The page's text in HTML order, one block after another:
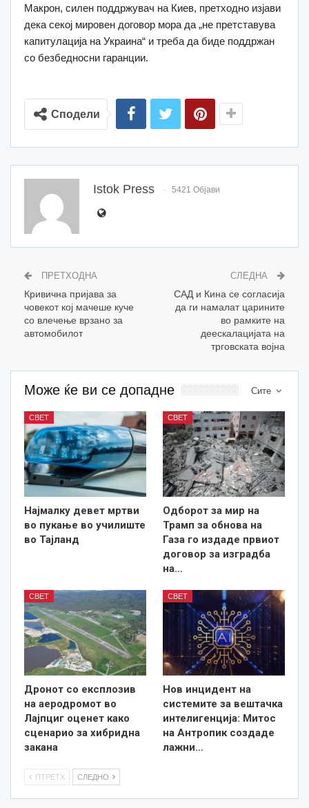
Макрон, силен поддржувач на Киев, претходно изјави
дека секој мировен договор мора да „не претставува
капитулација на Украина“ и треба да биде поддржан
со безбедносни гаранции.
Сподели
Istok Press 5421 Објави
ПРЕТХОДНА
Кривична пријава за
човекот кој мачеше куче
со влечење врзано за
автомобилот
СЛЕДНА
САД и Кина се согласија
да ги намалат царините
во рамките на
деескалацијата на
трговската војна
Сите
Може ќе ви се допадне
СВЕТ
Најмалку девет мртви
во пукање во училиште
во Тајланд
СВЕТ
Одборот за мир на
Трамп за обнова на
Газа го издаде првиот
договор за изградба
на…
СВЕТ
Дронот со експлозив
на аеродромот во
Лајпциг оценет како
сценарио за хибридна
закана
СВЕТ
Нов инцидент на
системите за вештачка
интелигенција: Митос
на Антропик создаде
лажни…
ПТРЕТХ СЛЕДНО